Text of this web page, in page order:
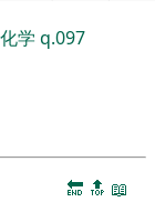
学 q.097
🔚 🔝 📖